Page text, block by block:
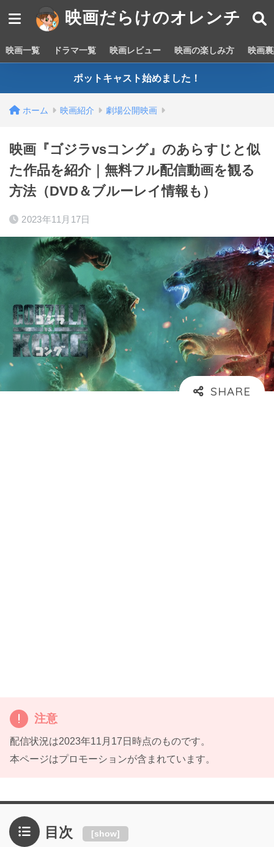
映画だらけのオレンチ
映画一覧 ドラマ一覧 映画レビュー 映画の楽しみ方 映画
ポットキャスト始めました！
ホーム 映画紹介 劇場公開映画
映画『ゴジラvsコング』のあらすじと似
た作品を紹介｜無料フル配信動画を観る
方法（DVD＆ブルーレイ情報も）
2023年11月17日
注意
配信状況は2023年11月17日時点のものです。
本ページはプロモーションが含まれています。
目次 [show]